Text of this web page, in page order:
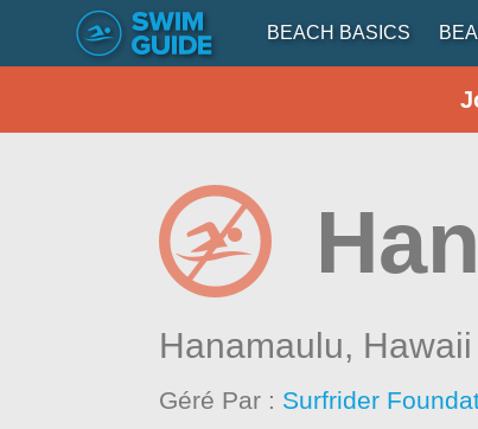
BEACH BASICS
Hanamaulu, Hawaii
Géré Par : Surfrider